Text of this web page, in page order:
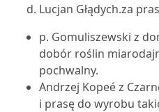
Lucjan Głądych.za
p. Gomuliszewski z
dobór roślin
pochwalny.
Andrzej Kopeé z
i prasę do wyrobu